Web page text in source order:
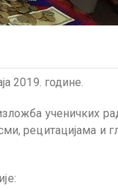
2019. године.
ученичких
рецитацијама и